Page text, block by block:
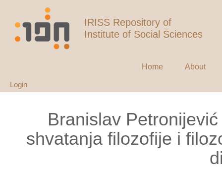
IRISS Repository of
Institute of Social Sciences
Home About
Login
Branislav
shvatanja filozofije i